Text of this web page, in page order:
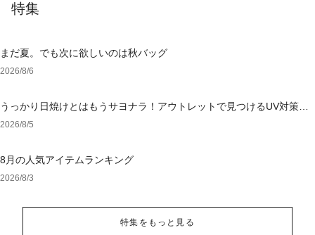
特集
まだ夏。でも次に欲しいのは秋バッグ
2026/8/6
うっかり日焼けとはもうサヨナラ！アウトレットで見つけるUV対策ウ
ェア
2026/8/5
8月の人気アイテムランキング
2026/8/3
特集をもっと見る